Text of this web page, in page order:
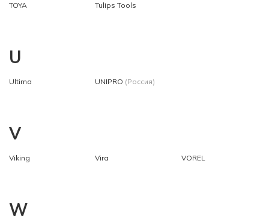
TOYA
Tulips Tools
U
Ultima UNIPRO (Россия)
V
Viking Vira VOREL
W